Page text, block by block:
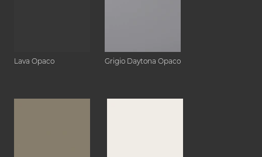
Lava Opaco Grigio Daytona Opaco